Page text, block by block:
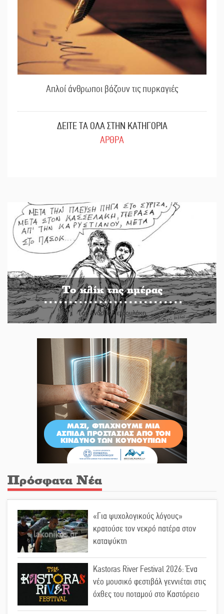
Απλοί άνθρωποι βάζουν τις πυρκαγιές
ΔΕΙΤΕ ΤΑ ΟΛΑ ΣΤΗΝ ΚΑΤΗΓΟΡΙΑ
ΑΡΘΡΑ
Το κλίκ της ημέρας
Του Ανδρέα Πετρουλάκη
Πρόσφατα Νέα
«Για ψυχολογικούς λόγους»
κρατούσε τον νεκρό πατέρα στον
καταψύκτη
Kastoras River Festival 2026: Ένα
νέο μουσικό φεστιβάλ γεννιέται στις
όχθες του ποταμού στο Καστόρειο